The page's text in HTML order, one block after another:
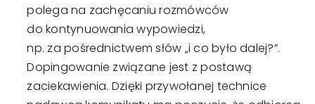
polega na zachęcaniu rozmówców
do kontynuowania wypowiedzi,
np. za pośrednictwem słów „i co było dalej?”.
Dopingowanie związane jest z postawą
zaciekawienia. Dzięki przywołanej technice